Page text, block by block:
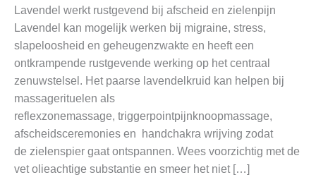
Lavendel werkt rustgevend bij afscheid en zielenpijn
Lavendel kan mogelijk werken bij migraine, stress,
slapeloosheid en geheugenzwakte en heeft een
ontkrampende rustgevende werking op het centraal
zenuwstelsel. Het paarse lavendelkruid kan helpen bij
massagerituelen als
reflexzonemassage, triggerpointpijnknoopmassage,
afscheidsceremonies en handchakra wrijving zodat
de zielenspier gaat ontspannen. Wees voorzichtig met de
vet olieachtige substantie en smeer het niet […]
ook
voor
moederaura’s
een
lavendelcadeautje